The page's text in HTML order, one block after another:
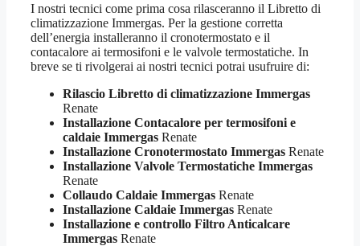
I nostri tecnici come prima cosa rilasceranno il Libretto di
climatizzazione Immergas. Per la gestione corretta
dell’energia installeranno il cronotermostato e il
contacalore ai termosifoni e le valvole termostatiche. In
breve se ti rivolgerai ai nostri tecnici potrai usufruire di:
Rilascio Libretto di climatizzazione Immergas
Renate
Installazione Contacalore per termosifoni e
caldaie Immergas Renate
Installazione Cronotermostato Immergas Renate
Installazione Valvole Termostatiche Immergas
Renate
Collaudo Caldaie Immergas Renate
Installazione Caldaie Immergas Renate
Installazione e controllo Filtro Anticalcare
Immergas Renate